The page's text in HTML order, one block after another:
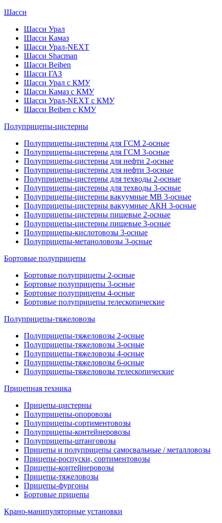
Шасси
Шасси Урал
Шасси Камаз
Шасси Урал-NEXT
Шасси Shacman
Шасси Beiben
Шасси ГАЗ
Шасси Урал с КМУ
Шасси Камаз с КМУ
Шасси Урал-NEXT с КМУ
Шасси Beiben с КМУ
Полуприцепы-цистерны
Полуприцепы-цистерны для ГСМ 2-осные
Полуприцепы-цистерны для ГСМ 3-осные
Полуприцепы-цистерны для нефти 2-осные
Полуприцепы-цистерны для нефти 3-осные
Полуприцепы-цистерны для техводы 2-осные
Полуприцепы-цистерны для техводы 3-осные
Полуприцепы-цистерны вакуумные МВ 3-осные
Полуприцепы-цистерны вакуумные АКН 3-осные
Полуприцепы-цистерны пищевые 2-осные
Полуприцепы-цистерны пищевые 3-осные
Полуприцепы-кислотовозы 3-осные
Полуприцепы-метаноловозы 3-осные
Бортовые полуприцепы
Бортовые полуприцепы 2-осные
Бортовые полуприцепы 3-осные
Бортовые полуприцепы 4-осные
Бортовые полуприцепы телескопические
Полуприцепы-тяжеловозы
Полуприцепы-тяжеловозы 2-осные
Полуприцепы-тяжеловозы 3-осные
Полуприцепы-тяжеловозы 4-осные
Полуприцепы-тяжеловозы 6-осные
Полуприцепы-тяжеловозы телескопические
Прицепная техника
Прицепы-цистерны
Полуприцепы-опоровозы
Полуприцепы-сортиментовозы
Полуприцепы-контейнеровозы
Полуприцепы-штанговозы
Прицепы и полуприцепы самосвальные / металловозы
Прицепы-роспуски, сортиментовозы
Прицепы-контейнеровозы
Прицепы-тяжеловозы
Прицепы-фургоны
Бортовые прицепы
Крано-манипуляторные установки